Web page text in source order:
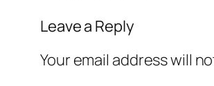
Leave a Reply
Your email address will